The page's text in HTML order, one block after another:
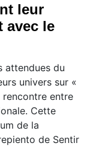
leur
avec le
attendues du
univers sur «
rencontre entre
Cette
de la
de Sentir